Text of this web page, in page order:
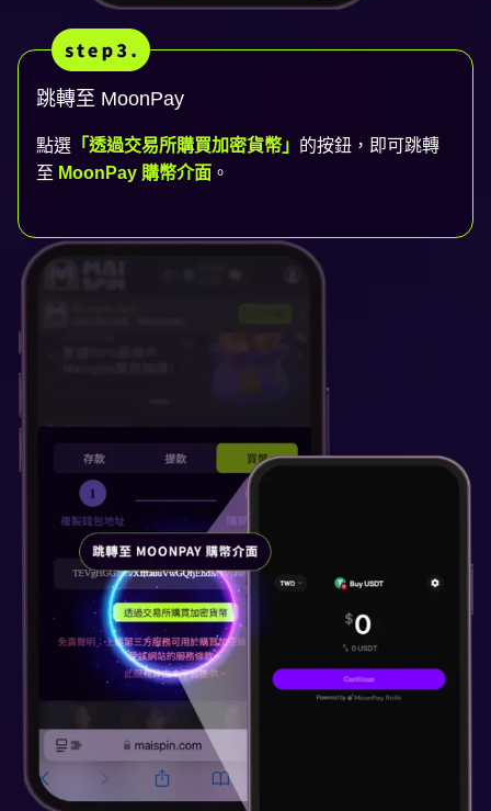
跳轉至 MoonPay
點選 「透過交易所購買加密貨幣」 的按鈕，即可跳轉
至 MoonPay 購幣介面 。